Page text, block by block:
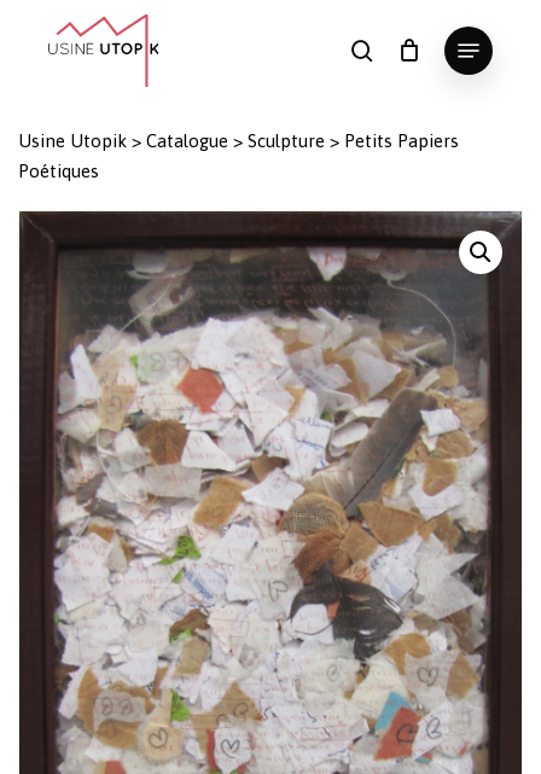
search
Menu
Panier Fermer
le
Usine Utopik > Catalogue > Sculpture > Petits Papiers
Poétiques
Close